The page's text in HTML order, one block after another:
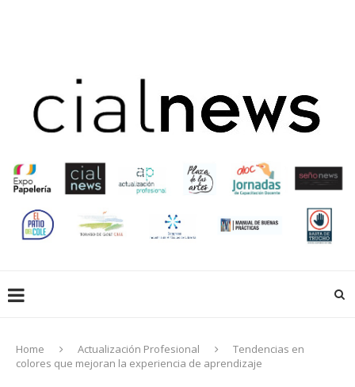
Home Actualización Profesional
Tendencias en
colores que mejoran la experiencia de aprendizaje